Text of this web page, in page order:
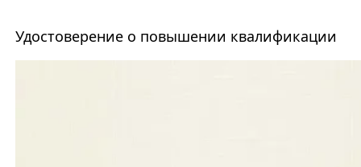
Удостоверение о повышении квалификации